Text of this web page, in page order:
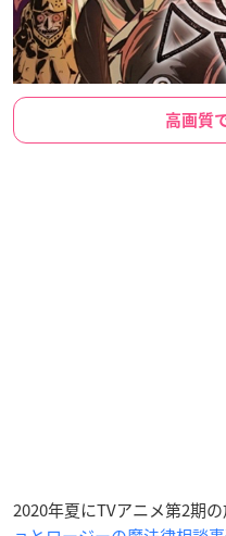
高画質
2020年夏にTVアニメ第2期